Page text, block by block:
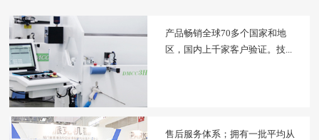
产品畅销全球70多个国家和地
区，国内上千家客户验证。技...
售后服务体系；拥有一批平均从